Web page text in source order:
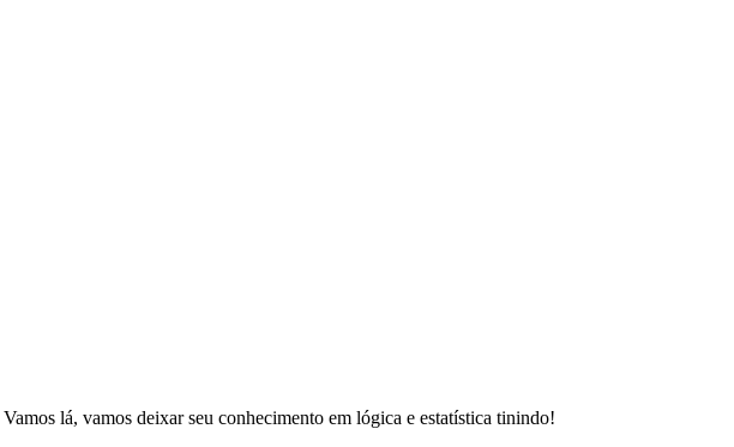
Vamos lá, vamos deixar seu conhecimento em lógica e estatística tinindo!